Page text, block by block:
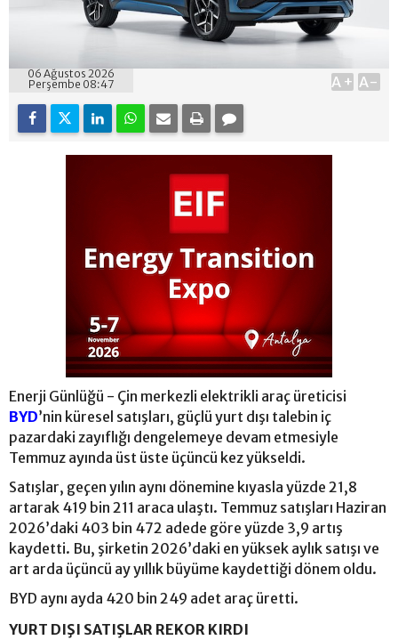
06 Ağustos 2026
Perşembe 08:47
A+ A-
Enerji Günlüğü - Çin merkezli elektrikli araç üreticisi
BYD’nin küresel satışları, güçlü yurt dışı talebin iç
pazardaki zayıflığı dengelemeye devam etmesiyle
Temmuz ayında üst üste üçüncü kez yükseldi.
Satışlar, geçen yılın aynı dönemine kıyasla yüzde 21,8
artarak 419 bin 211 araca ulaştı. Temmuz satışları Haziran
2026’daki 403 bin 472 adede göre yüzde 3,9 artış
kaydetti. Bu, şirketin 2026’daki en yüksek aylık satışı ve
art arda üçüncü ay yıllık büyüme kaydettiği dönem oldu.
BYD aynı ayda 420 bin 249 adet araç üretti.
YURT DIŞI SATIŞLAR REKOR KIRDI